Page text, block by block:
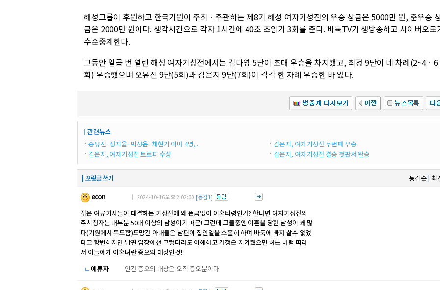
해성그룹이 후원하고 한국기원이 주최ㆍ주관하는 제8기 해성 여자기성전의 우승 상금은 5000만 원, 준우승
금은 2000만 원이다. 생각시간으로 각자 1시간에 40초 초읽기 3회를 준다. 바둑TV가 생방송하고 사이버오로
수순중계한다.
그동안 일곱 번 열린 해성 여자기성전에서는 김다영 5단이 초대 우승을 차지했고, 최정 9단이 네 차례(2~4ㆍ6
회) 우승했으며 오유진 9단(5회)과 김은지 9단(7회)이 각각 한 차례 우승한 바 있다.
┃관련뉴스
송유진·정지율·박성윤·채현기 아마 4명, ..
김은지, 여자기성전 트로피 수상
김은지, 여자기성전 두번째 우승
김은지, 여자기성전 결승 첫판서 완승
┃꼬릿글 쓰기 동감순| 최
econ
｜ 2024-10-16 오후 2:02:00 [동감1]
젊은 여류기사들이 대결하는 기성전에 왜 뜬금없이 이혼타령인가? 한다면 여자기성전의
주시청자는 대부분 50대 이상의 남성이기 때문! 그런데 그들중엔 이혼을 당한 남성이 꽤 많
다(기원에서 목도함)도망간 아내들은 남편이 집안일을 소홀히 하며 바둑에 빠져 살수 없었
다고 항변하지만 남편 입장에선 그렇더라도 이해하고 가정은 지켜줬으면 하는 바램 따라
서 이들에게 이혼녀란 증오의 대상인것!
예류자
인간 증오의 대상은 오직 증오뿐이다.